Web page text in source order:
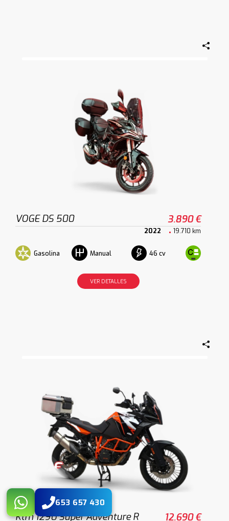
VOGE DS 500 3.890 €
2022 19.710 km
Gasolina Manual 46 cv
VER DETALLES
Ktm 1290 Super Adventure R 12.690 €
653 657 430